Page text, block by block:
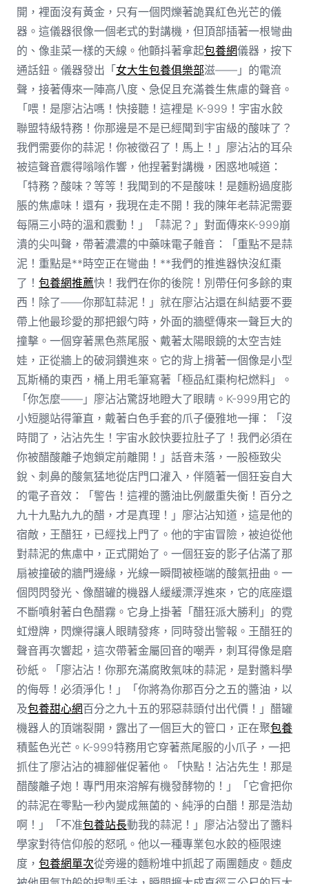
開，裡面沒有黃金，只有一個閃爍著詭異紅色光芒的儀
器。這儀器很像一個老式的對講機，但頂部插著一根彎曲
的、像韭菜一樣的天線。他顫抖著拿起包養網儀器，按下
通話鈕。儀器發出「女大生包養俱樂部滋——」的電流
聲，接著傳來一陣高八度、急促且充滿養生焦慮的聲音。
「喂！是廖沾沾嗎！快接聽！這裡是 K-999！宇宙水餃
聯盟特級特務！你那邊是不是已經聞到宇宙級的酸味了？
我們需要你的蒜泥！你被徵召了！馬上！」廖沾沾的耳朵
被這聲音震得嗡嗡作響，他捏著對講機，困惑地喊道：
「特務？酸味？等等！我聞到的不是酸味！是麵粉過度膨
脹的焦慮味！還有，我現在走不開！我的陳年老蒜泥需要
每隔三小時的溫和震動！」「蒜泥？」對面傳來K-999崩
潰的尖叫聲，帶著濃濃的中藥味電子雜音：「重點不是蒜
泥！重點是**時空正在彎曲！**我們的推進器快沒紅棗
了！ 包養網推薦快！我們在你的後院！別帶任何多餘的東
西！除了——你那缸蒜泥！」就在廖沾沾還在糾結要不要
帶上他最珍愛的那把銀勺時，外面的牆壁傳來一聲巨大的
撞擊。一個穿著黑色燕尾服、戴著太陽眼鏡的太空吉娃
娃，正從牆上的破洞鑽進來。它的背上揹著一個像是小型
瓦斯桶的東西，桶上用毛筆寫著「極品紅棗枸杞燃料」。
「你怎麼——」廖沾沾驚訝地瞪大了眼睛。K-999用它的
小短腿站得筆直，戴著白色手套的爪子優雅地一揮：「沒
時間了，沾沾先生！宇宙水餃快要拉肚子了！我們必須在
你被醋酸離子炮鎖定前離開！」話音未落，一股極致尖
銳、刺鼻的酸氣猛地從店門口灌入，伴隨著一個狂妄自大
的電子音效：「警告！這裡的醬油比例嚴重失衡！百分之
九十九點九九的醋，才是真理！」廖沾沾知道，這是他的
宿敵，王醋狂，已經找上門了。他的宇宙冒險，被迫從他
對蒜泥的焦慮中，正式開始了。一個狂妄的影子佔滿了那
扇被撞破的牆門邊緣，光線一瞬間被極端的酸氣扭曲。一
個閃閃發光、像醋罐的機器人緩緩漂浮進來，它的底座還
不斷噴射著白色醋霧。它身上掛著「醋狂派大勝利」的霓
虹燈牌，閃爍得讓人眼睛發疼，同時發出警報。王醋狂的
聲音再次響起，這次帶著金屬回音的嘲弄，刺耳得像是磨
砂紙。「廖沾沾！你那充滿腐敗氣味的蒜泥，是對醬料學
的侮辱！必須淨化！」「你將為你那百分之五的醬油，以
及包養甜心網百分之九十五的邪惡蒜頭付出代價！」醋罐
機器人的頂端裂開，露出了一個巨大的管口，正在聚包養
積藍色光芒。K-999特務用它穿著燕尾服的小爪子，一把
抓住了廖沾沾的褲腳催促著他。「快點！沾沾先生！那是
醋酸離子炮！專門用來溶解有機發酵物的！」「它會把你
的蒜泥在零點一秒內變成無菌的、純淨的白醋！那是浩劫
啊！」「不准包養站長動我的蒜泥！」廖沾沾發出了醬料
學家對待信仰般的怒吼。他以一種專業包水餃的極限速
度， 包養網單次從旁邊的麵粉堆中抓起了兩團麵皮。麵皮